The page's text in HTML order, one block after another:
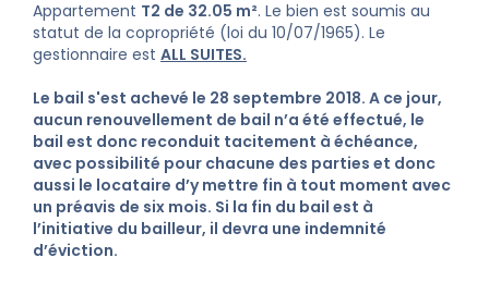
Appartement T2 de 32.05 m². Le bien est soumis au
statut de la copropriété (loi du 10/07/1965). Le
gestionnaire est ALL SUITES.
Le bail s'est achevé le 28 septembre 2018. A ce jour,
aucun renouvellement de bail n’a été effectué, le
bail est donc reconduit tacitement à échéance,
avec possibilité pour chacune des parties et donc
aussi le locataire d’y mettre fin à tout moment avec
un préavis de six mois. Si la fin du bail est à
l’initiative du bailleur, il devra une indemnité
d’éviction.